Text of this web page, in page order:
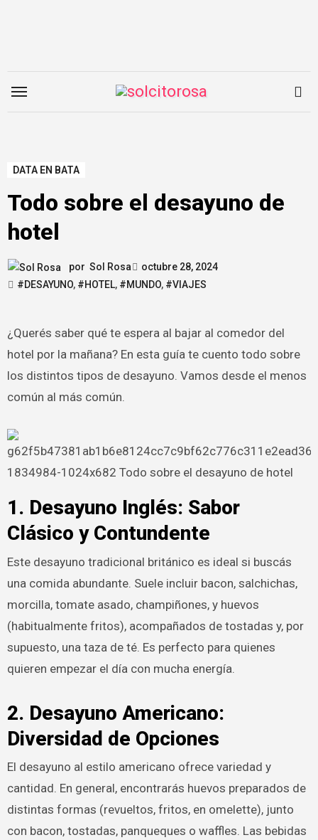
DATA EN BATA
Todo sobre el desayuno de
hotel
por Sol Rosa
octubre 28, 2024
#DESAYUNO, #HOTEL, #MUNDO, #VIAJES
¿Querés saber qué te espera al bajar al comedor del
hotel por la mañana? En esta guía te cuento todo sobre
los distintos tipos de desayuno. Vamos desde el menos
común al más común.
1. Desayuno Inglés: Sabor
Clásico y Contundente
Este desayuno tradicional británico es ideal si buscás
una comida abundante. Suele incluir bacon, salchichas,
morcilla, tomate asado, champiñones, y huevos
(habitualmente fritos), acompañados de tostadas y, por
supuesto, una taza de té. Es perfecto para quienes
quieren empezar el día con mucha energía.
2. Desayuno Americano:
Diversidad de Opciones
El desayuno al estilo americano ofrece variedad y
cantidad. En general, encontrarás huevos preparados de
distintas formas (revueltos, fritos, en omelette), junto
con bacon, tostadas, panqueques o waffles. Las bebidas